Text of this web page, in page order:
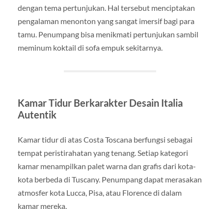
dengan tema pertunjukan. Hal tersebut menciptakan
pengalaman menonton yang sangat imersif bagi para
tamu. Penumpang bisa menikmati pertunjukan sambil
meminum koktail di sofa empuk sekitarnya.
Kamar Tidur Berkarakter Desain Italia
Autentik
Kamar tidur di atas Costa Toscana berfungsi sebagai
tempat peristirahatan yang tenang. Setiap kategori
kamar menampilkan palet warna dan grafis dari kota-
kota berbeda di Tuscany. Penumpang dapat merasakan
atmosfer kota Lucca, Pisa, atau Florence di dalam
kamar mereka.